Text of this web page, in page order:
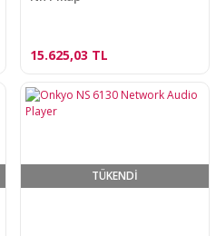
15.625,03 TL
TÜKENDİ